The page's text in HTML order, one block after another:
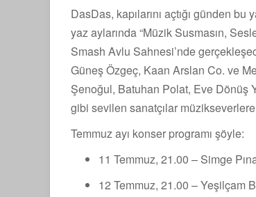
DasDas, kapılarını açtığı günden
yaz aylarında “Müzik Susmasın,
Smash Avlu Sahnesi’nde
Güneş Özgeç, Kaan Arslan Co. ve
Şenoğul, Batuhan Polat, Eve Dönüş
gibi sevilen sanatçılar
Temmuz ayı konser programı şöyle:
11 Temmuz, 21.00 – Simge
12 Temmuz, 21.00 – Yeşilçam